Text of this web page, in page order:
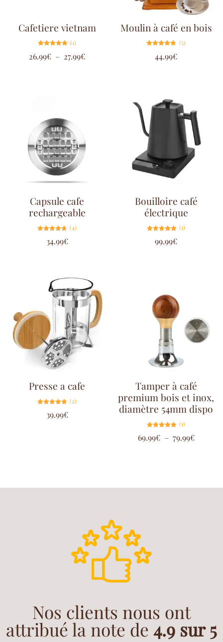
Cafetiere vietnam
5.00
sur 5
(1)
26.99€ – 27.99€
Moulin à café en bois
4.80
sur 5
(5)
44.99€
Capsule cafe
rechargeable
4.75
sur 5
(4)
34.99€
Bouilloire café
électrique
5.00
sur 5
(1)
99.99€
Presse a cafe
5.00
sur 5
(2)
39.99€
Tamper à café
premium bois et inox,
diamètre 54mm dispo
5.00
sur 5
(1)
69.99€ – 79.99€
Nos clients nous ont
attribué la note de 4.9 sur 5